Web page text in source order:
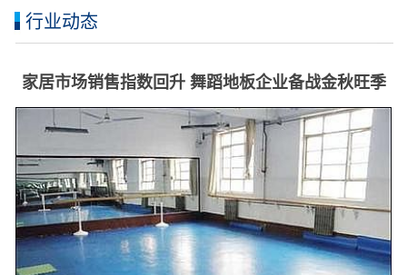
行业动态
家居市场销售指数回升 舞蹈地板企业备战金秋旺季